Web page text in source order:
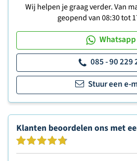
Wij helpen je graag verder. Van
geopend van 08:30 tot
Whatsapp
085 - 90 229
Stuur een e-
Klanten beoordelen ons met